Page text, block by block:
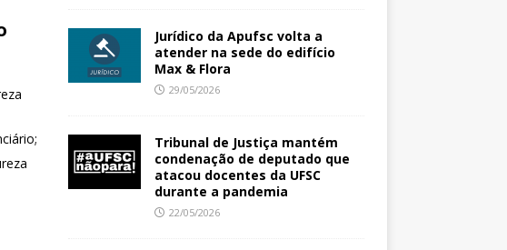
Jurídico da Apufsc volta a
atender na sede do edifício
Max & Flora
29/05/2026
Tribunal de Justiça mantém
condenação de deputado que
atacou docentes da UFSC
durante a pandemia
22/05/2026